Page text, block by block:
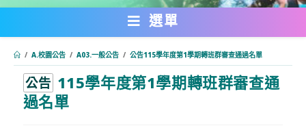
內
選單
/ A.校園公告 / A03.一般公告 / 公告115學年度第1學期轉班群審查通過名單
公告 115學年度第1學期轉班群審查通
過名單